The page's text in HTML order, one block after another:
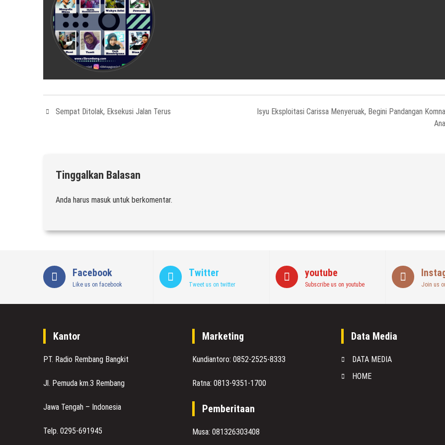
Sempat Ditolak, Eksekusi Jalan Terus
Isyu Eksploitasi Carissa Menyeruak, Begini Pandangan
Tinggalkan Balasan
Anda harus masuk untuk berkomentar.
Facebook
Like us on facebook
Twitter
Tweet us on twitter
youtube
Subscribe us on youtube Join us
Kantor
PT. Radio Rembang Bangkit
Jl. Pemuda km.3 Rembang
Jawa Tengah – Indonesia
Telp. 0295-691945
Marketing
Kundiantoro: 0852-2525-8333
Ratna: 0813-9351-1700
Pemberitaan
Musa: 081326303408
Data Media
DATA MEDIA
HOME